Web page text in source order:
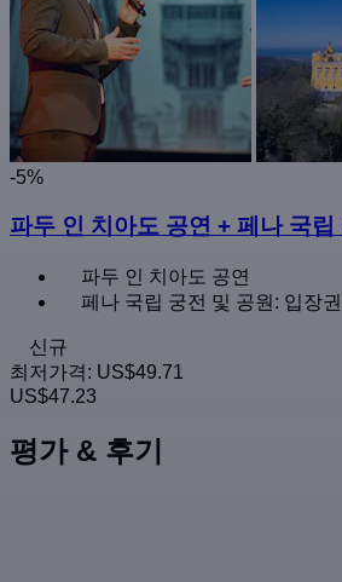
-5%
파두 인 치아도 공연 + 페나 국립
파두 인 치아도 공연
페나 국립 궁전 및 공원: 입장
신규
최저가격: US$49.71
US$47.23
평가 & 후기